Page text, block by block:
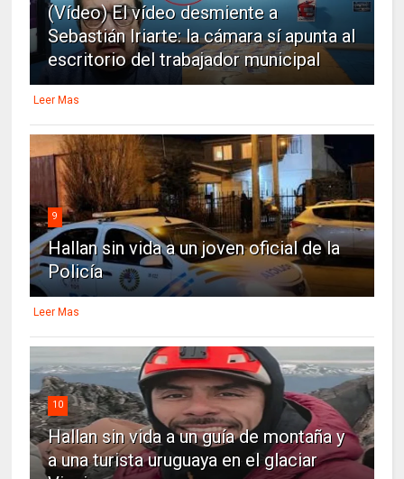
(Vídeo) El vídeo desmiente a
Sebastián Iriarte: la cámara sí apunta al
escritorio del trabajador municipal
Leer Mas
9
Hallan sin vida a un joven oficial de la
Policía
Leer Mas
10
Hallan sin vida a un guía de montaña y
a una turista uruguaya en el glaciar